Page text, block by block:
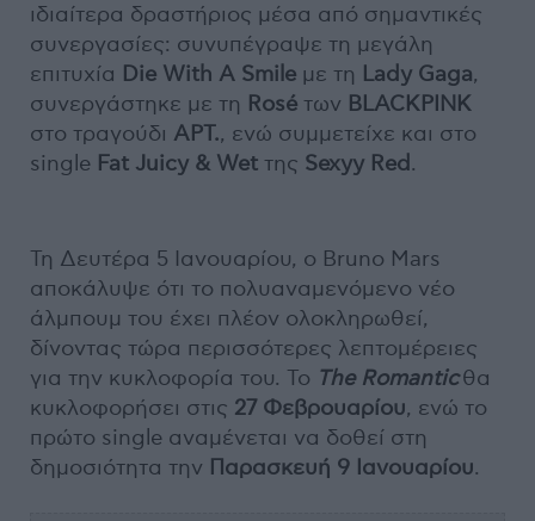
ιδιαίτερα δραστήριος μέσα από σημαντικές
συνεργασίες: συνυπέγραψε τη μεγάλη
επιτυχία Die With A Smile με τη Lady Gaga,
συνεργάστηκε με τη Rosé των BLACKPINK
στο τραγούδι APT., ενώ συμμετείχε και στο
single Fat Juicy & Wet της Sexyy Red.
Τη Δευτέρα 5 Ιανουαρίου, ο Bruno Mars
αποκάλυψε ότι το πολυαναμενόμενο νέο
άλμπουμ του έχει πλέον ολοκληρωθεί,
δίνοντας τώρα περισσότερες λεπτομέρειες
για την κυκλοφορία του. Το The Romanticθα
κυκλοφορήσει στις 27 Φεβρουαρίου, ενώ το
πρώτο single αναμένεται να δοθεί στη
δημοσιότητα την Παρασκευή 9 Ιανουαρίου.